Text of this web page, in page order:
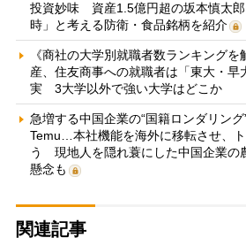
投資妙味 資産1.5億円超の坂本慎太
時」と考える防衛・食品銘柄を紹介
《商社の大学別就職者数ランキング
産、住友商事への就職者は「東大・早
実 3大学以外で強い大学はどこか
急増する中国企業の“国籍ロンダリン
Temu…本社機能を海外に移転させ、
う 現地人を隠れ蓑にした中国企業の
懸念も
関連記事